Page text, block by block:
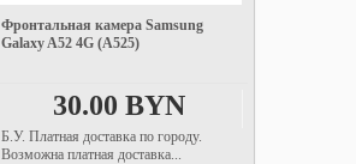
Фронтальная камера Samsung
Galaxy A52 4G (A525)
30.00 BYN
Б.У. Платная доставка по городу.
Возможна платная доставка...